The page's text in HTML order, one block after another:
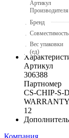
Артикул
Производителя
Бренд
Совместимость
Вес упаковки
(ед)
Артикул
306388
Партномер
CS-CHIP-S-
WARRANTY
12
Компания